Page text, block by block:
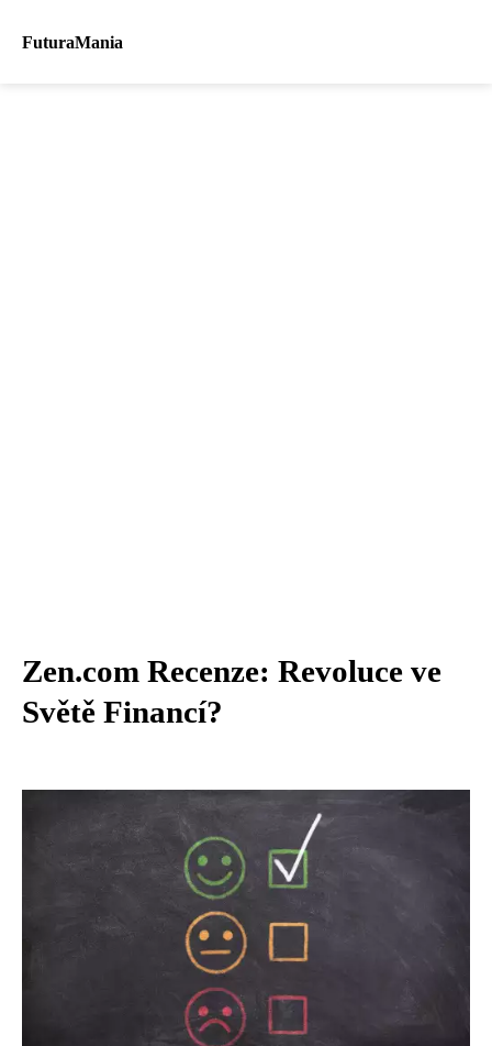
FuturaMania
Zen.com Recenze: Revoluce ve
Světě Financí?